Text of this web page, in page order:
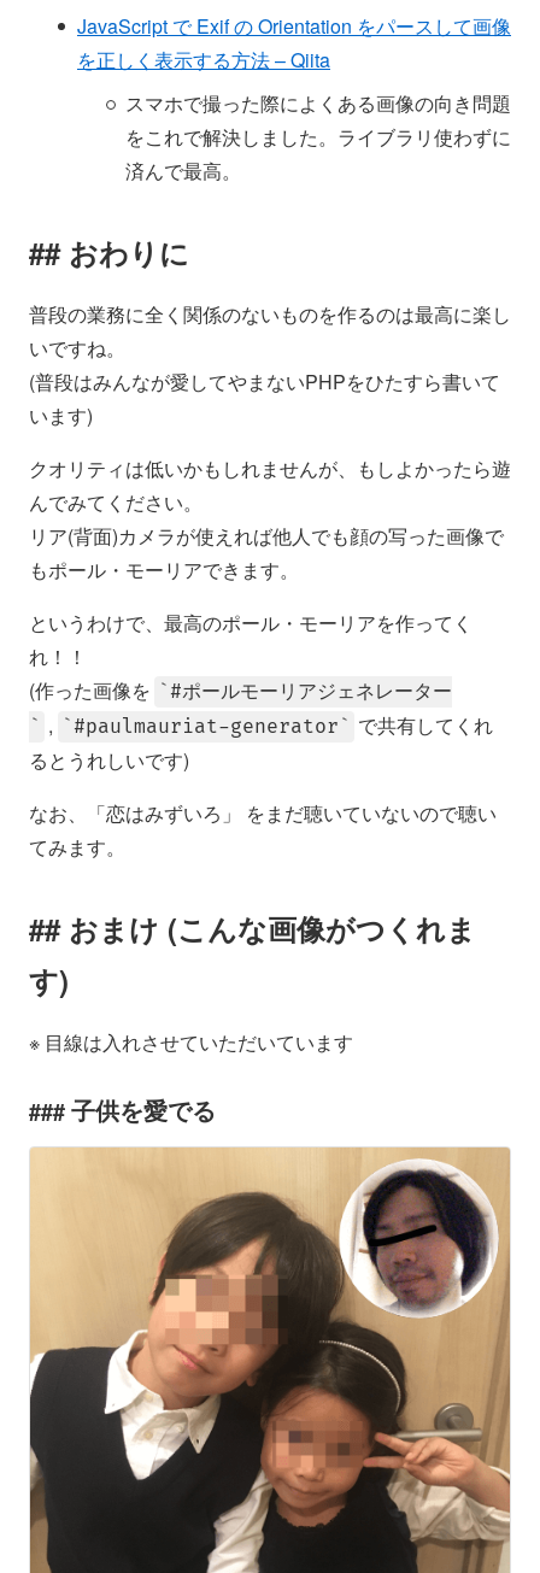
JavaScript で Exif の Orientation をパースして画像
を正しく表示する方法 – Qiita
スマホで撮った際によくある画像の向き問題
をこれで解決しました。ライブラリ使わずに
済んで最高。
おわりに
普段の業務に全く関係のないものを作るのは最高に楽し
いですね。
(普段はみんなが愛してやまないPHPをひたすら書いて
います)
クオリティは低いかもしれませんが、もしよかったら遊
んでみてください。
リア(背面)カメラが使えれば他人でも顔の写った画像で
もポール・モーリアできます。
というわけで、最高のポール・モーリアを作ってく
れ！！
(作った画像を
#ポールモーリアジェネレーター
, #paulmauriat-generator
で共有してくれ
るとうれしいです)
なお、「恋はみずいろ」 をまだ聴いていないので聴い
てみます。
おまけ (こんな画像がつくれま
す)
※ 目線は入れさせていただいています
子供を愛でる